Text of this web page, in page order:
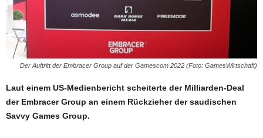
Der Auftritt der Embracer Group auf der Gamescom 2022 (Foto: GamesWirtschaft)
Laut einem US-Medienbericht scheiterte der Milliarden-Deal
der Embracer Group an einem Rückzieher der saudischen
Savvy Games Group.